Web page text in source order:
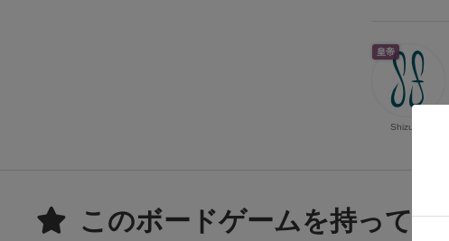
皇帝
Shizukuf
このボードゲームを持って